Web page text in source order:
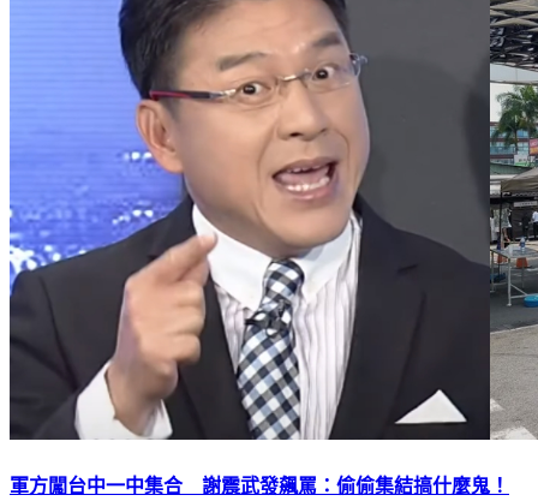
軍方闖台中一中集合 謝震武發飆罵：偷偷集結搞什麼鬼！